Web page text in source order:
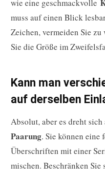
wie eine geschmackvolle
muss auf einen Blick
Zeichen, vermeiden Sie
Sie die Größe im
Kann man
auf derselben
Absolut, aber es dreht sich
Paarung. Sie können eine
Überschriften mit einer
mischen. Beschränken